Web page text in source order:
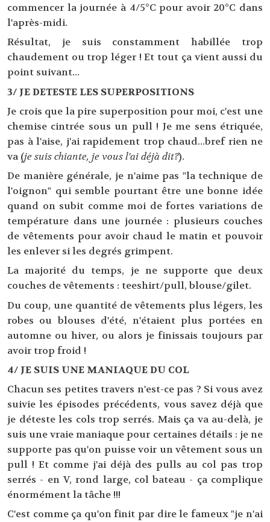
commencer la journée à 4/5°C pour avoir 20°C dans
l'après-midi.
Résultat, je suis constamment habillée trop
chaudement ou trop léger ! Et tout ça vient aussi du
point suivant...
3/ JE DETESTE LES SUPERPOSITIONS
Je crois que la pire superposition pour moi, c'est une
chemise cintrée sous un pull ! Je me sens étriquée,
pas à l'aise, j'ai rapidement trop chaud...bref rien ne
va (je suis chiante, je vous l'ai déjà dit?).
De manière générale, je n'aime pas "la technique de
l'oignon" qui semble pourtant être une bonne idée
quand on subit comme moi de fortes variations de
température dans une journée : plusieurs couches
de vêtements pour avoir chaud le matin et pouvoir
les enlever si les degrés grimpent.
La majorité du temps, je ne supporte que deux
couches de vêtements : teeshirt/pull, blouse/gilet.
Du coup, une quantité de vêtements plus légers, les
robes ou blouses d'été, n'étaient plus portées en
automne ou hiver, ou alors je finissais toujours par
avoir trop froid !
4/ JE SUIS UNE MANIAQUE DU COL
Chacun ses petites travers n'est-ce pas ? Si vous avez
suivie les épisodes précédents, vous savez déjà que
je déteste les cols trop serrés. Mais ça va au-delà, je
suis une vraie maniaque pour certaines détails : je ne
supporte pas qu'on puisse voir un vêtement sous un
pull ! Et comme j'ai déjà des pulls au col pas trop
serrés - en V, rond large, col bateau - ça complique
énormément la tâche !!!
C'est comme ça qu'on finit par dire le fameux "je n'ai